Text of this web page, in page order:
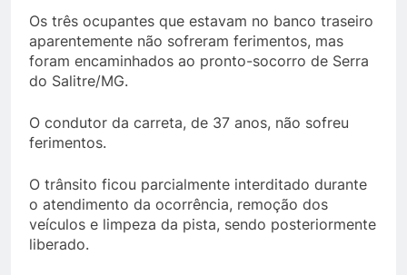
Os três ocupantes que estavam no banco traseiro
aparentemente não sofreram ferimentos, mas
foram encaminhados ao pronto-socorro de Serra
do Salitre/MG.
O condutor da carreta, de 37 anos, não sofreu
ferimentos.
O trânsito ficou parcialmente interditado durante
o atendimento da ocorrência, remoção dos
veículos e limpeza da pista, sendo posteriormente
liberado.